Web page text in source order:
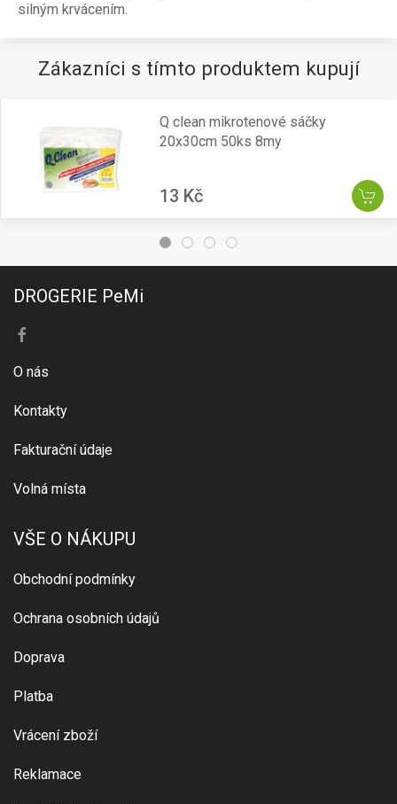
silným krvácením.
Zákazníci s tímto produktem kupují
Q clean mikrotenové sáčky
20x30cm 50ks 8my
13 Kč
DROGERIE PeMi
O nás
Kontakty
Fakturační údaje
Volná místa
VŠE O NÁKUPU
Obchodní podmínky
Ochrana osobních údajů
Doprava
Platba
Vrácení zboží
Reklamace